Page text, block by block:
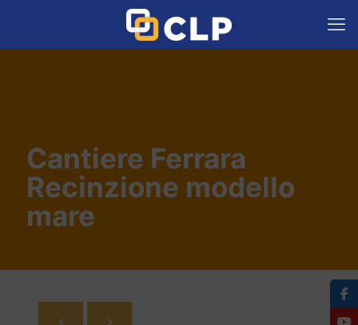
Cantiere Ferrara
Recinzione modello
mare